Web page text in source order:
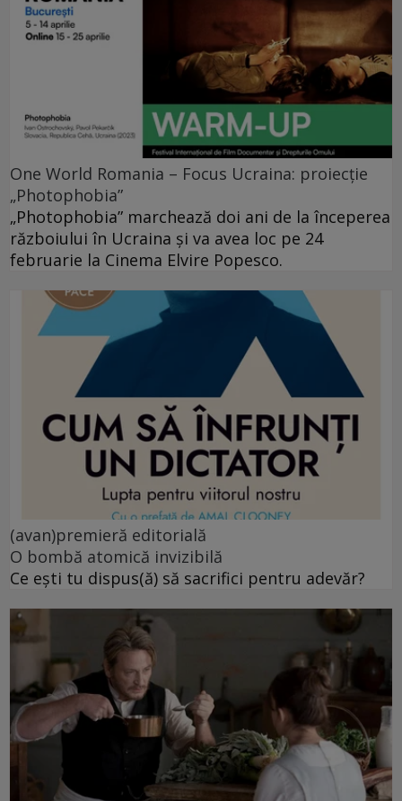
One World Romania – Focus Ucraina: proiecție
„Photophobia”
„Photophobia” marchează doi ani de la începerea
războiului în Ucraina și va avea loc pe 24
februarie la Cinema Elvire Popesco.
(avan)premieră editorială
O bombă atomică invizibilă
Ce ești tu dispus(ă) să sacrifici pentru adevăr?